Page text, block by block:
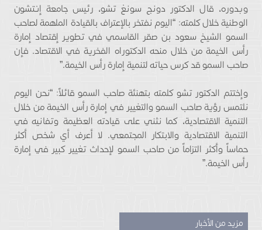
وبدوره، قال الدكتور دونج سونغ تشو، رئيس جامعة إنتشون
الوطنية خلال كلمته: “اليوم نفتخر بالإعتراف بالقيادة الملهمة لصاحب
السمو الشيخ سعود بن صقر القاسمي في تطوير إقتصاد إمارة
رأس الخيمة من خلال منحه الدكتوراه الفخرية في الاقتصاد. فإن
صاحب السمو قد كرس حياته لتنمية إمارة رأس الخيمة.”
وإختتم الدكتور تشو كلمته بتهنئة صاحب السمو قائلاً: “نحن اليوم
نلتمس رؤية صاحب السمو والتغيير في إمارة رأس الخيمة من خلال
التنمية الاقتصادية، كما نثني على قيادته العظيمة وتفانيه في
التنمية الاقتصادية والابتكار المجتمعي. لا أعرف أي شخص أكثر
حماساً وأكثر التزاماً من صاحب السمو لإحداث تغيير كبير في إمارة
رأس الخيمة.”
مزيد من الأخبار